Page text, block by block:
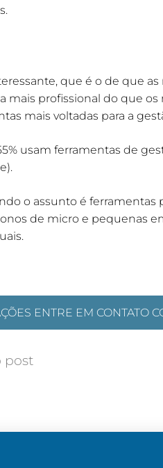
que é o de que
mais profissional do que
mais voltadas para a
usam ferramentas de
o assunto é ferramentas
de micro e pequenas
ENTRE EM CONTATO
post